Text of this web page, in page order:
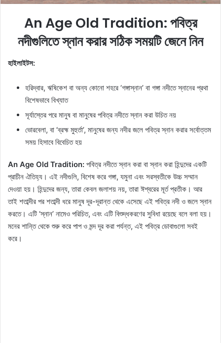
​An Age Old Tradition: পবিত্র
নদীগুলিতে স্নান করার সঠিক সময়টি জেনে নিন
হাইলাইটস:
হরিদ্বার, ঋষিকেশ বা অন্য কোনো শহরে ‘গঙ্গাস্নান’ বা গঙ্গা নদীতে স্নানের প্রথা
বিশেষভাবে বিখ্যাত
সূর্যাস্তের পরে মানুষ বা মানুষের পবিত্র নদীতে স্নান করা উচিত নয়
ভোরবেলা, বা ‘ব্রহ্ম মুহুর্তা’, মানুষের জন্য নদীর জলে পবিত্র স্নান করার সর্বোত্তম
সময় হিসাবে বিবেচিত হয়
​An Age Old Tradition: পবিত্র নদীতে স্নান করা বা স্নান করা হিন্দুদের একটি
প্রাচীন ঐতিহ্য। এই নদীগুলি, বিশেষ করে গঙ্গা, যমুনা এবং সরস্বতীকে উচ্চ সম্মান
দেওয়া হয়। হিন্দুদের জন্য, তারা কেবল জলাশয় নয়, তারা ঈশ্বরের মূর্ত প্রতীক। আর
তাই শতাব্দীর পর শতাব্দী ধরে মানুষ দূর-দূরান্ত থেকে এসেছে এই পবিত্র নদী ও জলে স্নান
করতে। এটি ‘স্নান’ নামেও পরিচিত, এবং এটি বিশুদ্ধকরণের সুবিধা রয়েছে বলে বলা হয়।
মনের শান্তি থেকে শুরু করে পাপ ও মন্দ দূর করা পর্যন্ত, এই পবিত্র ডোবাগুলো সবই
করে।